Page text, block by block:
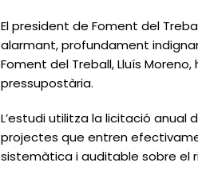
El president de Foment del
alarmant, profundament
Foment del Treball, Lluís
pressupostària.
L’estudi utilitza la licitació anual
projectes que entren
sistemàtica i auditable sobre el